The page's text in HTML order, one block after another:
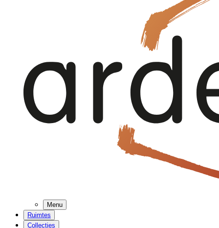
Menu
Ruimtes
Collecties